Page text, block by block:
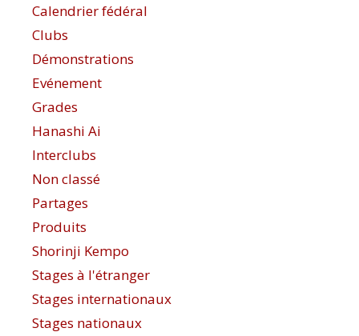
Calendrier fédéral
Clubs
Démonstrations
Evénement
Grades
Hanashi Ai
Interclubs
Non classé
Partages
Produits
Shorinji Kempo
Stages à l'étranger
Stages internationaux
Stages nationaux